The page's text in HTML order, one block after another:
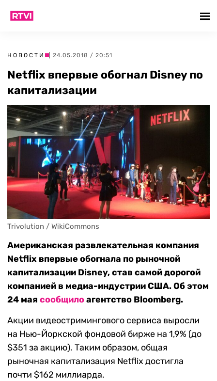
НОВОСТИ | 24.05.2018 / 20:51
Netflix впервые обогнал Disney по
капитализации
Trivolution / WikiCommons
Американская развлекательная компания
Netflix впервые обогнала по рыночной
капитализации Disney, став самой дорогой
компанией в медиа-индустрии США. Об этом
24 мая сообщилоагентство Bloomberg.
Акции видеостримингового сервиса выросли
на Нью-Йоркской фондовой бирже на 1,9% (до
$351 за акцию). Таким образом, общая
рыночная капитализация Netflix достигла
почти $162 миллиарда.